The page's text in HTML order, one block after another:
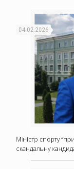
04.02.2026
Міністр спорту
скандальну